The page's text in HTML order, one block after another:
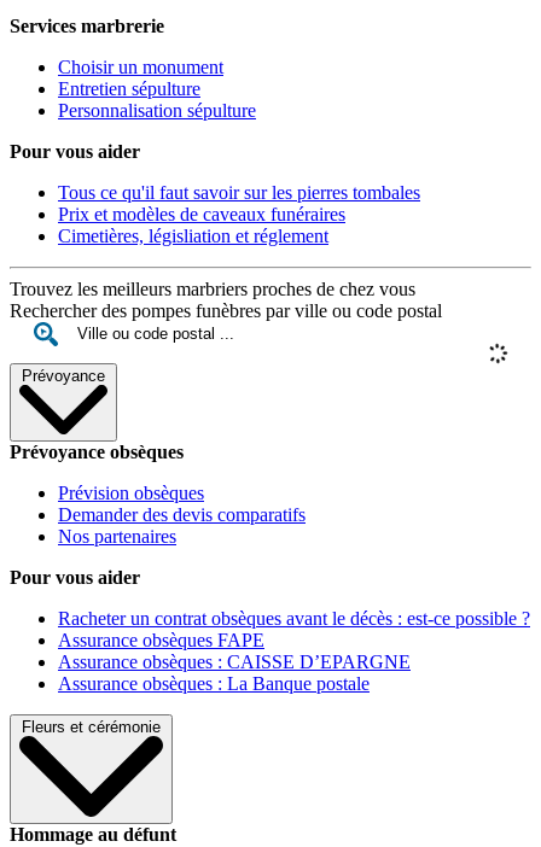
Services marbrerie
Choisir un monument
Entretien sépulture
Personnalisation sépulture
Pour vous aider
Tous ce qu'il faut savoir sur les pierres tombales
Prix et modèles de caveaux funéraires
Cimetières, législiation et réglement
Trouvez les meilleurs marbriers proches de chez vous
Rechercher des pompes funèbres par ville ou code postal
Prévoyance
Prévoyance obsèques
Prévision obsèques
Demander des devis comparatifs
Nos partenaires
Pour vous aider
Racheter un contrat obsèques avant le décès : est-ce possible ?
Assurance obsèques FAPE
Assurance obsèques : CAISSE D’EPARGNE
Assurance obsèques : La Banque postale
Fleurs et cérémonie
Hommage au défunt